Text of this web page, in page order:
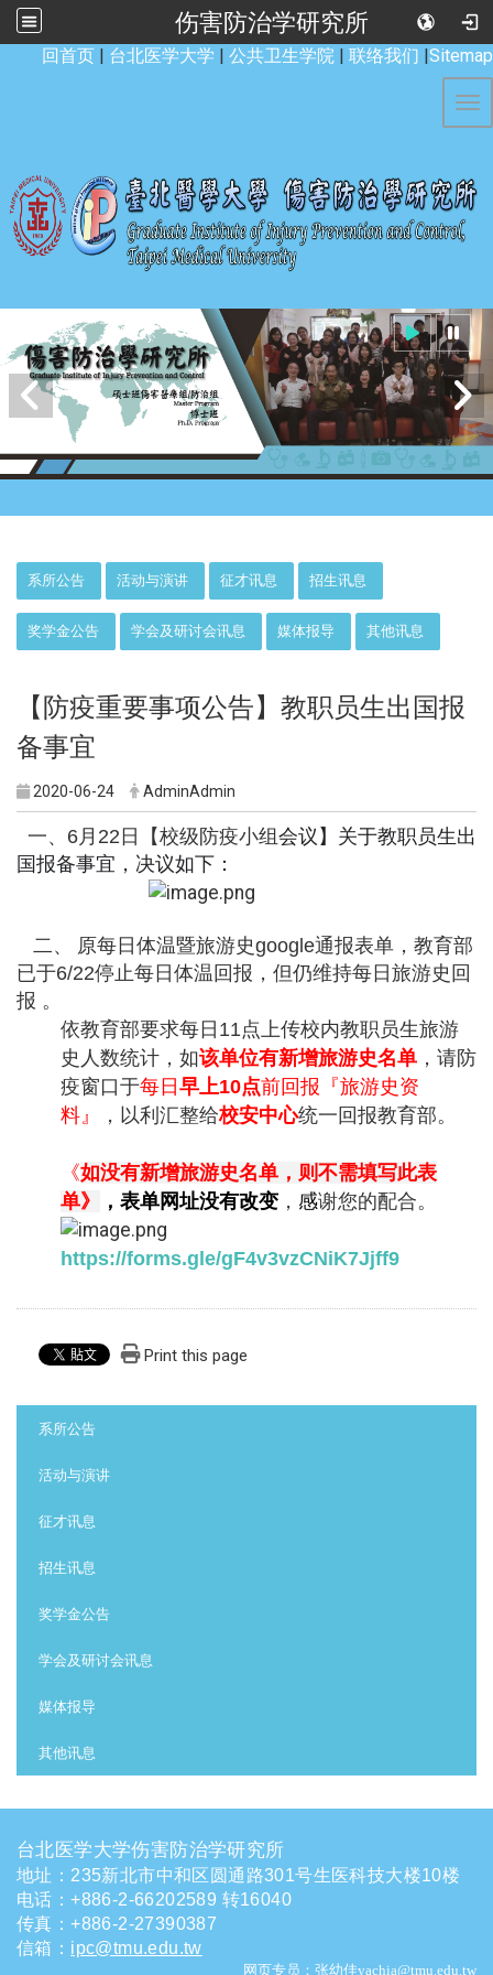
伤害防治学研究所
回首页 | 台北医学大学 | 公共卫生学院 | 联络我们 |Sitemap
系所公告 活动与演讲 征才讯息 招生讯息
奖学金公告 学会及研讨会讯息 媒体报导 其他讯息
【防疫重要事项公告】教职员生出国报
备事宜
2020-06-24 AdminAdmin
一、6月22日 【校级防疫小组会议】关于教职员生出
国报备事宜 ， 决议如下：
二、
原每日体温暨旅游史google通报表单，教育部
已于6/22停止每日体温回报，但仍维持每日旅游史回
报 。
依教育部要求每日11点上传校内教职员生旅游
史人数统计，如该单位有新增旅游史名单 ，请防
疫窗口于每日早上10点前回报『旅游史资
料』
，以利汇整给校安中心统一回报教育部。
《如没有新增旅游史名单，则不需填写此表
单》
，表单网址没有改变 ， 感谢您的配合。
https://forms.gle/gF4v3vzCNiK7Jjff9
Print this page
系所公告
活动与演讲
征才讯息
招生讯息
奖学金公告
学会及研讨会讯息
媒体报导
其他讯息
台北医学大学伤害防治学研究所
地址：235新北市中和区圆通路301号生医科技大楼10楼
电话 ：+886-2-66202589 转16040
传真：+886-2-27390387
信箱 ： ipc@tmu.edu.tw
网页专员：张幼佳yachia@tmu.edu.tw